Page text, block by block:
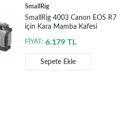
SmallRig
SmallRig 4003 Canon EOS R7
için Kara Mamba Kafesi
FİYAT: 6.179 TL
Sepete Ekle